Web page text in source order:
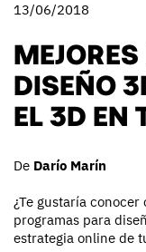
13/06/2018
DISEÑO
EL 3D EN
De Darío Marín
¿Te gustaría
programas para
estrategia online de